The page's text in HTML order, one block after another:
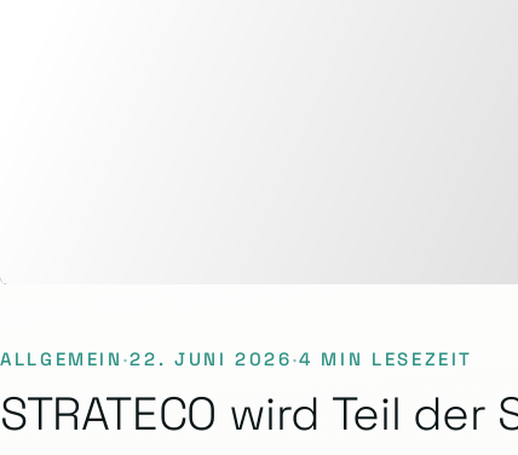
ALLGEMEIN ·22. JUNI 2026·4 MIN LESEZEIT
STRATECO wird Teil der